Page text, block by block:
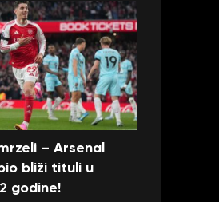
– Arsenal
bliži tituli u
godine!